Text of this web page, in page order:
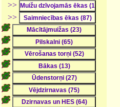
>>
>>